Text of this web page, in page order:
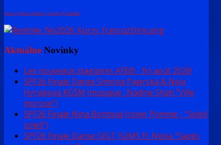
FaLang translation system by Faboba
Aktuálne Novinky
Les nouveaux stagiaires AFBB - fin août 2026!
SPF26 Finale Danse Simona Pajerská & Nela
Hyriaková KGŠM (musique : Nadine Shah "Ville
morose")
SPF26 Finale Nina Bontová (cover Pomme - "Soleil
soleil")
SPF26 Finale Danse GJGT (GIMS ft. Niska "Sapés